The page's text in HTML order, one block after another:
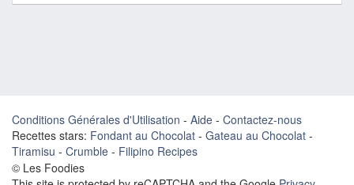
Conditions Générales d'Utilisation - Aide - Contactez-nous
Recettes stars: Fondant au Chocolat - Gateau au Chocolat -
Tiramisu - Crumble - Filipino Recipes
© Les Foodies